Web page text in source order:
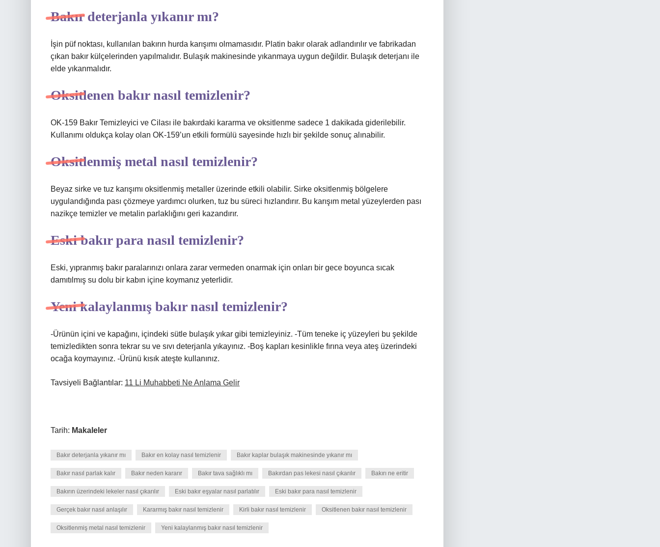
Bakır deterjanla yıkanır mı?
İşin püf noktası, kullanılan bakırın hurda karışımı olmamasıdır. Platin bakır olarak adlandırılır ve fabrikadan
çıkan bakır külçelerinden yapılmalıdır. Bulaşık makinesinde yıkanmaya uygun değildir. Bulaşık deterjanı ile
elde yıkanmalıdır.
Oksitlenen bakır nasıl temizlenir?
OK-159 Bakır Temizleyici ve Cilası ile bakırdaki kararma ve oksitlenme sadece 1 dakikada giderilebilir.
Kullanımı oldukça kolay olan OK-159’un etkili formülü sayesinde hızlı bir şekilde sonuç alınabilir.
Oksitlenmiş metal nasıl temizlenir?
Beyaz sirke ve tuz karışımı oksitlenmiş metaller üzerinde etkili olabilir. Sirke oksitlenmiş bölgelere
uygulandığında pası çözmeye yardımcı olurken, tuz bu süreci hızlandırır. Bu karışım metal yüzeylerden pası
nazikçe temizler ve metalin parlaklığını geri kazandırır.
Eski bakır para nasıl temizlenir?
Eski, yıpranmış bakır paralarınızı onlara zarar vermeden onarmak için onları bir gece boyunca sıcak
damıtılmış su dolu bir kabın içine koymanız yeterlidir.
Yeni kalaylanmış bakır nasıl temizlenir?
-Ürünün içini ve kapağını, içindeki sütle bulaşık yıkar gibi temizleyiniz. -Tüm teneke iç yüzeyleri bu şekilde
temizledikten sonra tekrar su ve sıvı deterjanla yıkayınız. -Boş kapları kesinlikle fırına veya ateş üzerindeki
ocağa koymayınız. -Ürünü kısık ateşte kullanınız.
Tavsiyeli Bağlantılar: 11 Li Muhabbeti Ne Anlama Gelir
Tarih: Makaleler
Bakır deterjanla yıkanır mı Bakır en kolay nasıl temizlenir Bakır kaplar bulaşık makinesinde yıkanır mı
Bakır nasıl parlak kalır Bakır neden kararır Bakır tava sağlıklı mı Bakırdan pas lekesi nasıl çıkarılır Bakırı ne eritir
Bakırın üzerindeki lekeler nasıl çıkarılır Eski bakır eşyalar nasıl parlatılır Eski bakır para nasıl temizlenir
Gerçek bakır nasıl anlaşılır Kararmış bakır nasıl temizlenir Kirli bakır nasıl temizlenir Oksitlenen bakır nasıl temizlenir
Oksitlenmiş metal nasıl temizlenir Yeni kalaylanmış bakır nasıl temizlenir